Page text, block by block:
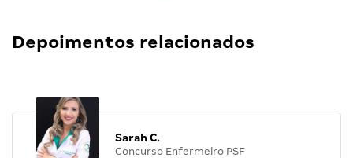
Depoimentos relacionados
Sarah C.
Concurso Enfermeiro PSF